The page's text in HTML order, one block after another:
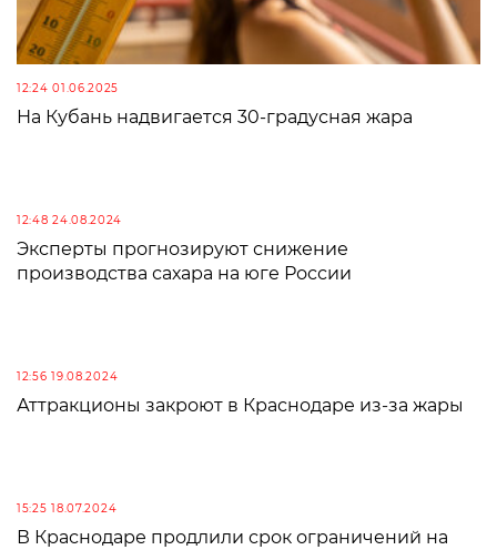
12:24 01.06.2025
На Кубань надвигается 30-градусная жара
12:48 24.08.2024
Эксперты прогнозируют снижение
производства сахара на юге России
12:56 19.08.2024
Аттракционы закроют в Краснодаре из-за жары
15:25 18.07.2024
В Краснодаре продлили срок ограничений на